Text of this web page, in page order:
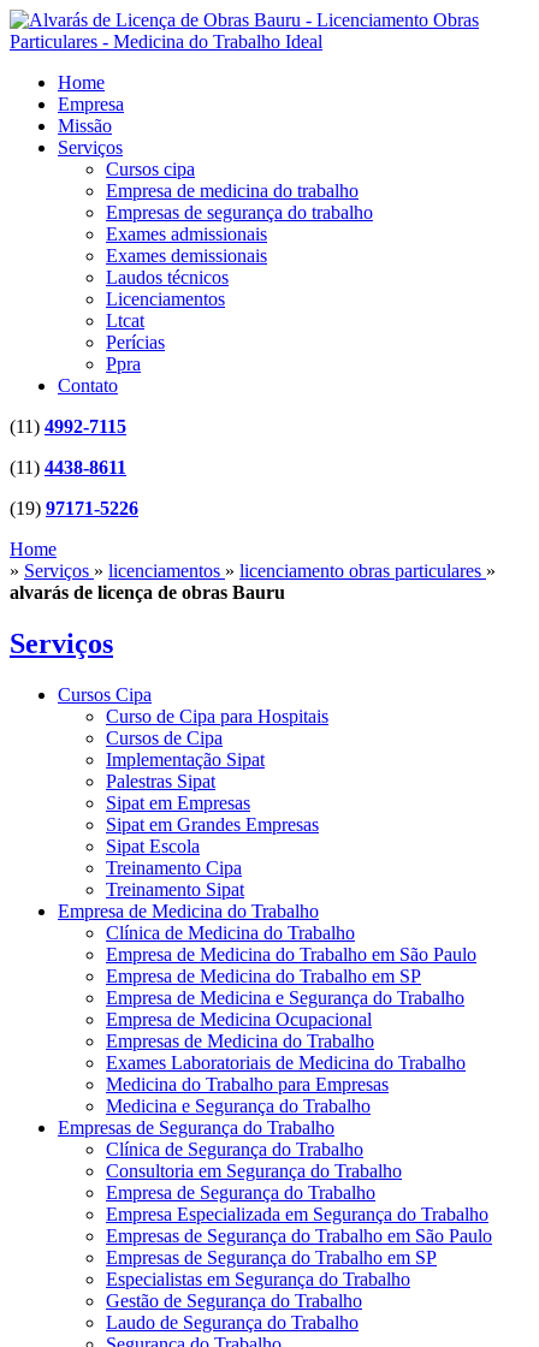
Home
Empresa
Missão
Serviços
Cursos cipa
Empresa de medicina do trabalho
Empresas de segurança do trabalho
Exames admissionais
Exames demissionais
Laudos técnicos
Licenciamentos
Ltcat
Perícias
Ppra
Contato
(11) 4992-7115
(11) 4438-8611
(19) 97171-5226
Home
» Serviços » licenciamentos » licenciamento obras particulares »
alvarás de licença de obras Bauru
Serviços
Cursos Cipa
Curso de Cipa para Hospitais
Cursos de Cipa
Implementação Sipat
Palestras Sipat
Sipat em Empresas
Sipat em Grandes Empresas
Sipat Escola
Treinamento Cipa
Treinamento Sipat
Empresa de Medicina do Trabalho
Clínica de Medicina do Trabalho
Empresa de Medicina do Trabalho em São Paulo
Empresa de Medicina do Trabalho em SP
Empresa de Medicina e Segurança do Trabalho
Empresa de Medicina Ocupacional
Empresas de Medicina do Trabalho
Exames Laboratoriais de Medicina do Trabalho
Medicina do Trabalho para Empresas
Medicina e Segurança do Trabalho
Empresas de Segurança do Trabalho
Clínica de Segurança do Trabalho
Consultoria em Segurança do Trabalho
Empresa de Segurança do Trabalho
Empresa Especializada em Segurança do Trabalho
Empresas de Segurança do Trabalho em São Paulo
Empresas de Segurança do Trabalho em SP
Especialistas em Segurança do Trabalho
Gestão de Segurança do Trabalho
Laudo de Segurança do Trabalho